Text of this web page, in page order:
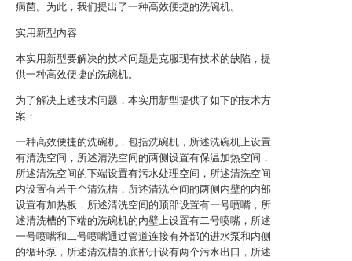
病菌。为此，我们提出了一种高效便捷的洗碗机。
实用新型内容
本实用新型要解决的技术问题是克服现有技术的缺陷，提
供一种高效便捷的洗碗机。
为了解决上述技术问题，本实用新型提供了如下的技术方
案：
一种高效便捷的洗碗机，包括洗碗机，所述洗碗机上设置
有清洗空间，所述清洗空间的两侧设置有保温加热空间，
所述清洗空间的下端设置有污水处理空间，所述清洗空间
内设置有若干个清洗槽，所述清洗空间的两侧内壁的内部
设置有加热板，所述清洗空间的顶部设置有一号喷嘴，所
述清洗槽的下端的洗碗机的内壁上设置有二号喷嘴，所述
一号喷嘴和二号喷嘴通过管道连接有外部的进水泵和内侧
的循环泵，所述清洗槽的底部开设有两个污水出口，所述